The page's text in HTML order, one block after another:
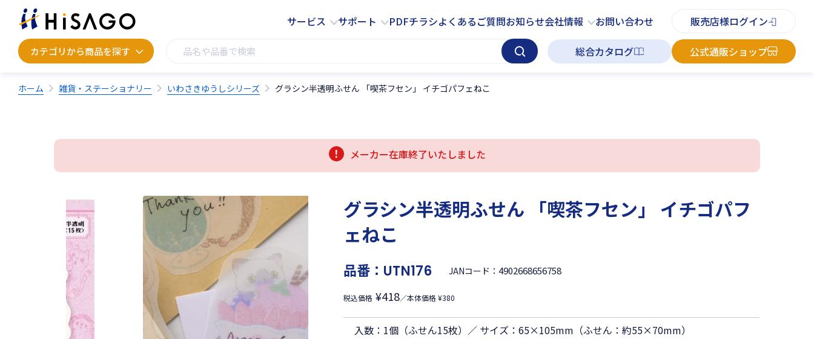
サービス サポート PDFチラシよくあるご質問お知らせ会社情報 お問い合わせ 販売店様ログイン
カテゴリから商品を探す 総合カタログ 公式通販ショップ
カテゴリから商品を探す サービス サポート PDFチラシ よくあるご質問 お知らせ お問い合わせ
ホーム 雑貨・ステーショナリー いわさきゆうしシリーズ グラシン半透明ふせん 「喫茶フセン」 イチゴパフェねこ
メーカー在庫終了いたしました
グラシン半透明ふせん 「喫茶フセン」 イチゴパフ
ェねこ
品番： UTN176 JANコード：4902668656758
税込価格 ¥418／本体価格 ¥380
入数：1個（ふせん15枚）／ サイズ：65×105mm（ふせん：約55×70mm）